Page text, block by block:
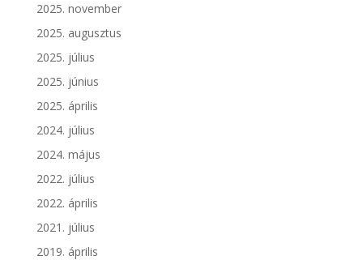
2025. november
2025. augusztus
2025. július
2025. június
2025. április
2024. július
2024. május
2022. július
2022. április
2021. július
2019. április